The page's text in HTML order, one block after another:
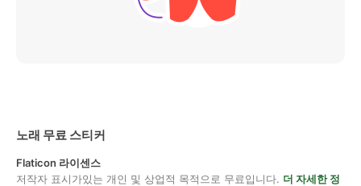
노래 무료 스티커
Flaticon 라이센스
저작자 표시가있는 개인 및 상업적 목적으로 무료입니다. 더 자세한 정